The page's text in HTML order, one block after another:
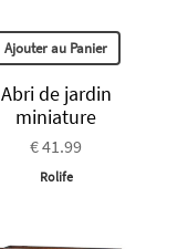
Ajouter au Panier
Abri de jardin
miniature
€ 41.99
Rolife